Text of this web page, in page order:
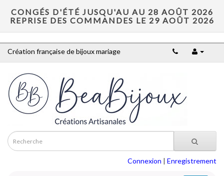
CONGÉS D'ÉTÉ JUSQU'AU AU 28 AOÛT 2026
REPRISE DES COMMANDES LE 29 AOÛT 2026
Création française de bijoux mariage
Connexion | Enregistrement